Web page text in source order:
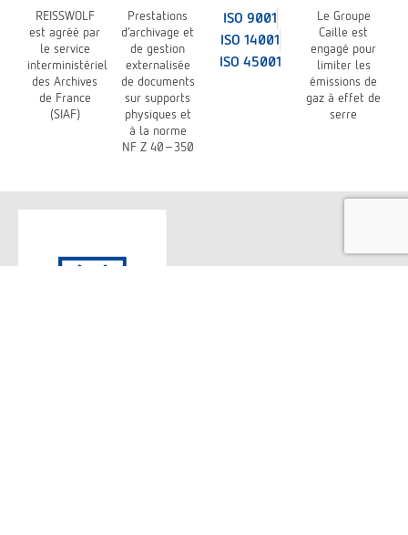
REISSWOLF
est agréé par
le service
interministériel
des Archives
de France
(SIAF)
Prestations
d’archivage et
de gestion
externalisée
de documents
sur supports
physiques et
à la norme
NF Z 40-350
ISO 9001
ISO 14001
ISO 45001
Le Groupe
Caille est
engagé pour
limiter les
émissions de
gaz à effet de
serre